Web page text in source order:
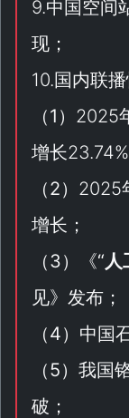
9.中国空间
现；
10.国内联播
（1 ）2025
增长23.74%
（2）2025
增长；
（3）《“人
见》发布；
（4）中国
（5）我国
破；